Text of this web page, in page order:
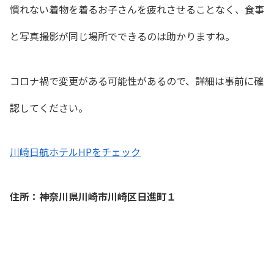
慣れない着物を着るお子さんを疲れさせることなく、食事
と写真撮影が同じ場所でできるのは助かりますね。
コロナ禍で変更がある可能性があるので、詳細は事前に確
認してください。
川崎日航ホテルHPをチェック
住所：神奈川県川崎市川崎区日進町１